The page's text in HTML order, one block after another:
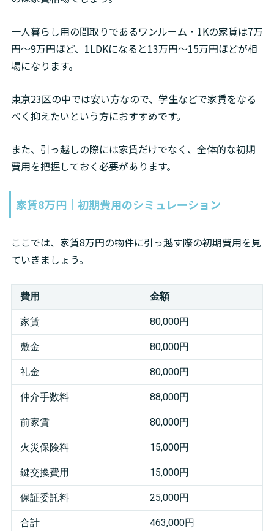
一人暮らし用の間取りであるワンルーム・1Kの家賃は7万
円～9万円ほど、1LDKになると13万円～15万円ほどが相
場になります。
東京23区の中では安い方なので、学生などで家賃をなる
べく抑えたいという方におすすめです。
また、引っ越しの際には家賃だけでなく、全体的な初期
費用を把握しておく必要があります。
家賃8万円｜初期費用のシミュレーション
ここでは、家賃8万円の物件に引っ越す際の初期費用を見
ていきましょう。
費用 金額
家賃 80,000円
敷金 80,000円
礼金 80,000円
仲介手数料 88,000円
前家賃 80,000円
火災保険料 15,000円
鍵交換費用 15,000円
保証委託料 25,000円
合計 463,000円